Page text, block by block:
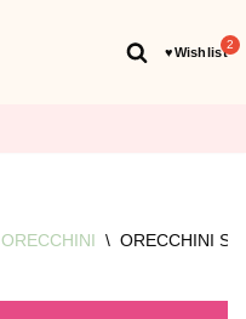
♥︎Wishlist
ORECCHINI \ ORECCHINI